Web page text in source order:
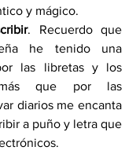
y mágico.
. Recuerdo que
he tenido una
las libretas y los
más que por las
diarios me encanta
a puño y letra que